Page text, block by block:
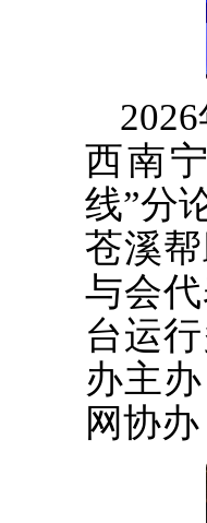
西南
线”分
苍溪
与会
台运
办主
网协